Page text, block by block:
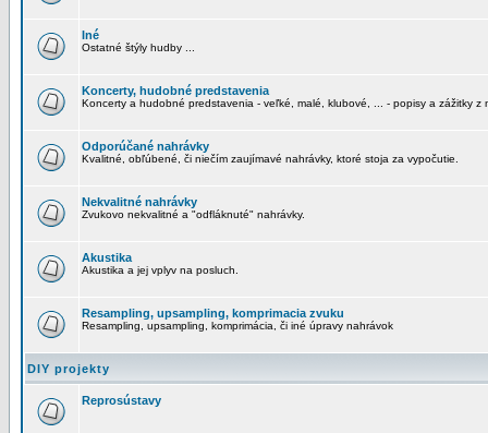
Iné
Ostatné štýly hudby ...
Koncerty, hudobné predstavenia
Koncerty a hudobné predstavenia - veľké, malé, klubové, ... - popisy a zážitky z
Odporúčané nahrávky
Kvalitné, obľúbené, či niečím zaujímavé nahrávky, ktoré stoja za vypočutie.
Nekvalitné nahrávky
Zvukovo nekvalitné a "odfláknuté" nahrávky.
Akustika
Akustika a jej vplyv na posluch.
Resampling, upsampling, komprimacia zvuku
Resampling, upsampling, komprimácia, či iné úpravy nahrávok
DIY projekty
Reprosústavy